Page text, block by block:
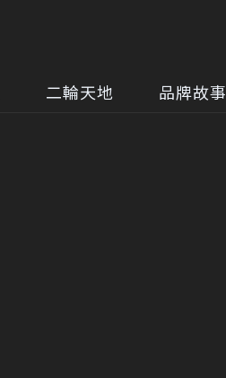
二輪天地 品牌故事